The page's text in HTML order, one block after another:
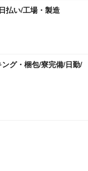
払い/工場・製造
グ・梱包/寮完備/日勤/